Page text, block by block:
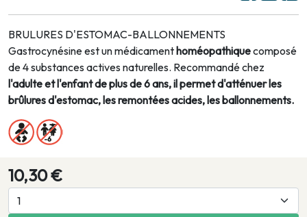
BRULURES D'ESTOMAC-BALLONNEMENTS
Gastrocynésine est un médicamenthoméopathiquecomposé
de 4 substances actives naturelles. Recommandé chez
l'adulte et l'enfant de plus de 6 ans, il permet d'atténuer les
brûlures d'estomac, les remontées acides, les ballonnements.
10,30 €